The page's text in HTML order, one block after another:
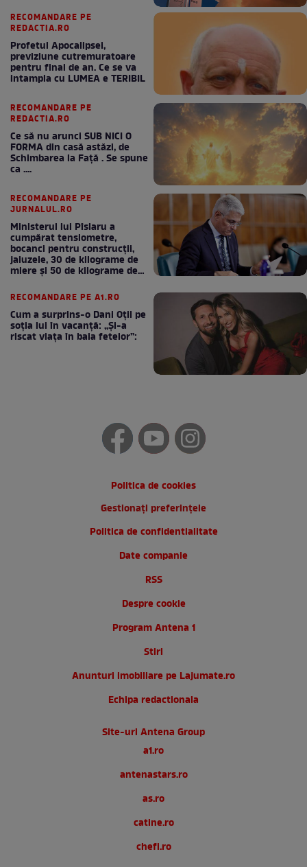
RECOMANDARE PE
REDACTIA.RO
Profetul Apocalipsei,
previziune cutremuratoare
pentru final de an. Ce se va
intampla cu LUMEA e TERIBIL
RECOMANDARE PE
REDACTIA.RO
Ce să nu arunci SUB NICI O
FORMA din casă astăzi, de
Schimbarea la Față . Se spune
ca ....
RECOMANDARE PE
JURNALUL.RO
Ministerul lui Pîslaru a
cumpărat tensiometre,
bocanci pentru construcții,
jaluzele, 30 de kilograme de
miere și 50 de kilograme de
RECOMANDARE PE A1.RO
Cum a surprins-o Dani Oțil pe
soția lui în vacanță: „Și-a
riscat viața în baia fetelor”:
Politica de cookies
Gestionați preferințele
Politica de confidentialitate
Date companie
RSS
Despre cookie
Program Antena 1
Stiri
Anunturi imobiliare pe Lajumate.ro
Echipa redactionala
Site-uri Antena Group
a1.ro
antenastars.ro
as.ro
catine.ro
chefi.ro